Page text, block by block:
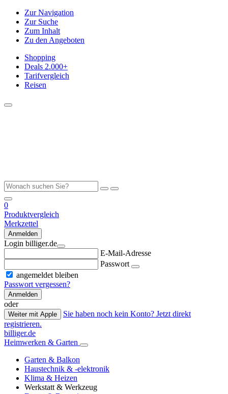
Zur Navigation
Zur Suche
Zum Inhalt
Zu den Angeboten
Shopping
Deals 2.000+
Tarifvergleich
Reisen
0
Produktvergleich
Merkzettel
Anmelden
Login billiger.de
E-Mail-Adresse
Passwort
angemeldet bleiben
Passwort vergessen?
Anmelden
oder
Weiter mit Apple
Sie haben noch kein Konto? Jetzt direkt
registrieren.
billiger.de
Heimwerken & Garten
Garten & Balkon
Haustechnik & -elektronik
Klima & Heizen
Werkstatt & Werkzeug